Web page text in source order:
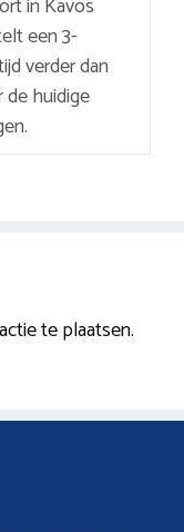
in Kavos
een 3-
verder dan
de huidige
te plaatsen.